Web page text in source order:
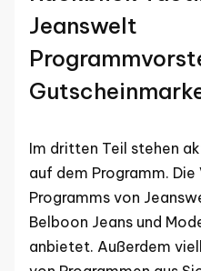
Jeanswelt
Im dritten Teil stehen
auf dem Programm.
Programms von
Belboon Jeans und
anbietet. Außerdem